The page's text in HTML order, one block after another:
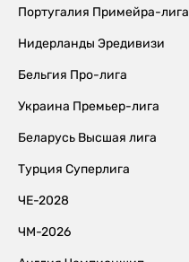
Португалия Примейра-лига
Нидерланды Эредивизи
Бельгия Про-лига
Украина Премьер-лига
Беларусь Высшая лига
Турция Суперлига
ЧЕ-2028
ЧМ-2026